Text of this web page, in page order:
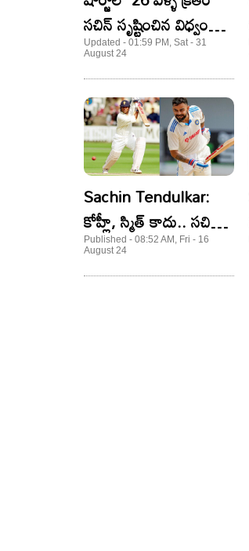
సచిన్ సృష్టించిన విధ్వంసం
తెలుసా? అది ఆస్ట్రేలియాకి
పీడకల!
Updated - 01:59 PM, Sat - 31
August 24
Sachin Tendulkar:
కోహ్లీ, స్మిత్ కాదు.. సచిన్
ఆల్ టైమ్ రికార్డ్ బద్దలు
కొట్టేది జో రూట్: పాంటింగ్
Published - 08:52 AM, Fri - 16
August 24